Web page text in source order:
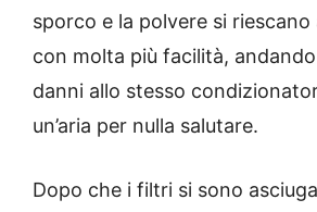
sporco e la polvere si
con molta più facilità,
danni allo stesso
un’aria per nulla salutare.
Dopo che i filtri si sono